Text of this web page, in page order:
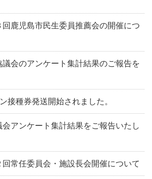
鹿児島市民生委員推薦会の開催につ
会のアンケート集計結果のご報告を
接種券発送開始されました。
アンケート集計結果をご報告いたし
常任委員会・施設長会開催について